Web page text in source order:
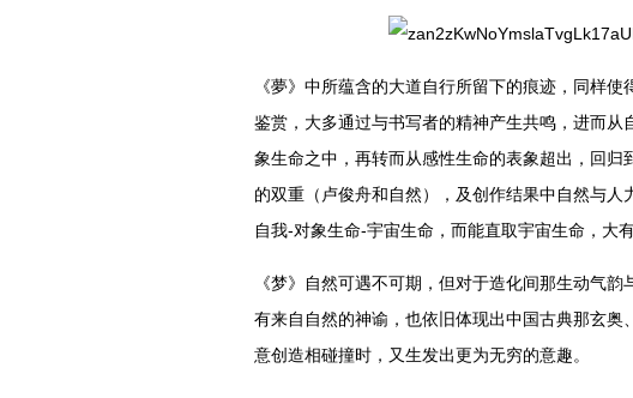
《夢》中所蕴含的大道自行所留下的痕迹，同样
鉴赏，大多通过与书写者的精神产生共鸣，进而
象生命之中，再转而从感性生命的表象超出，回
的双重（卢俊舟和自然），及创作结果中自然与
自我-对象生命-宇宙生命，而能直取宇宙生命，大
《梦》自然可遇不可期，但对于造化间那生动气
有来自自然的神谕，也依旧体现出中国古典那玄
意创造相碰撞时，又生发出更为无穷的意趣。